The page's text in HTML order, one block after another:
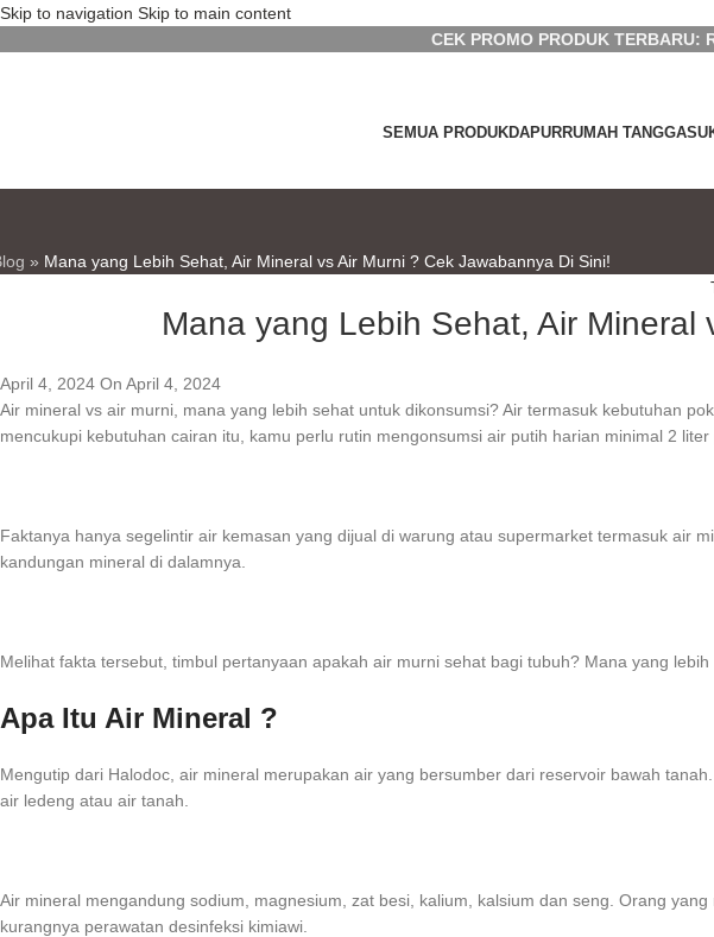
Skip to navigation Skip to main content
CEK PROMO PRODUK TERBARU:
SEMUA PRODUKDAPURRUMAH TANGGA
» Mana yang Lebih Sehat, Air Mineral vs Air Murni ? Cek Jawabannya Di Sini!
Mana yang Lebih Sehat, Air
April 4, 2024 On April 4, 2024
Air mineral vs air murni, mana yang lebih sehat untuk dikonsumsi? Air termasuk kebutuhan
mencukupi kebutuhan cairan itu, kamu perlu rutin mengonsumsi air putih harian minimal 2 liter
Faktanya hanya segelintir air kemasan yang dijual di warung atau supermarket termasuk air
kandungan mineral di dalamnya.
Melihat fakta tersebut, timbul pertanyaan apakah air murni sehat bagi tubuh? Mana yang
Apa Itu Air Mineral ?
Mengutip dari Halodoc, air mineral merupakan air yang bersumber dari reservoir bawah
air ledeng atau air tanah.
Air mineral mengandung sodium, magnesium, zat besi, kalium, kalsium dan seng. Orang
kurangnya perawatan desinfeksi kimiawi.